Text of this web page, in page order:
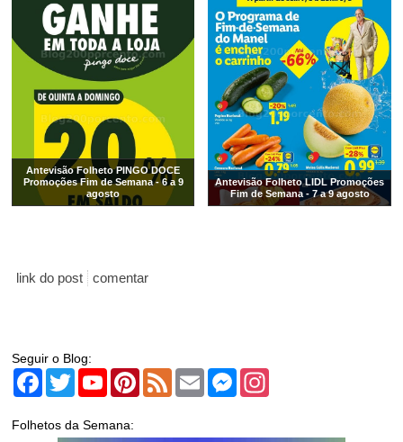
Antevisão Folheto PINGO DOCE
Promoções Fim de Semana - 6 a 9
agosto
Antevisão Folheto LIDL Promoções
Fim de Semana - 7 a 9 agosto
link do post comentar
Seguir o Blog:
Facebook
TwitterYouTubePinterest
Feed Email Messenger
Folhetos da Semana: